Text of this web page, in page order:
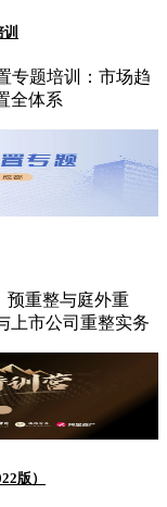
专题培训：市场趋
全体系
预重整与庭外重
上市公司重整实务
版）